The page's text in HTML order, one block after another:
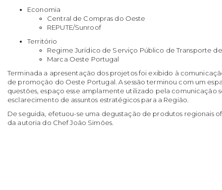
Economia
Central de Compras do Oeste
REPUTE/Sunroof
Território
Regime Jurídico de Serviço Público de Transporte de
Marca Oeste Portugal
Terminada a apresentação dos projetos foi exibido à
de promoção do Oeste Portugal. A sessão terminou com um
questões, espaço esse amplamente utilizado pela comunicação
esclarecimento de assuntos estratégicos para a Região.
De seguida, efetuou-se uma degustação de produtos regionais
da autoria do Chef João Simões.